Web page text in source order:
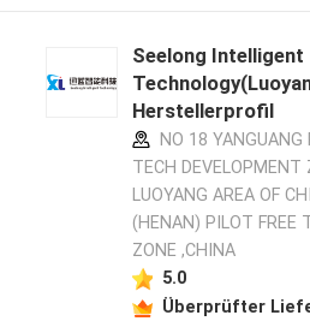
Seelong Intelligent
Herstellerprofil
NO 18 YANGUANG
TECH DEVELOPMENT
LUOYANG AREA OF
(HENAN) PILOT FREE
ZONE ,CHINA
5.0
Überprüfter